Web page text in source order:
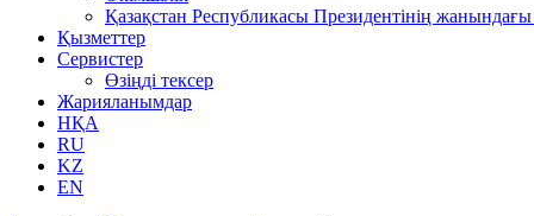
Қазақстан Республикасы Президентінің
Қызметтер
Сервистер
Өзіңді тексер
Жарияланымдар
НҚА
RU
KZ
EN